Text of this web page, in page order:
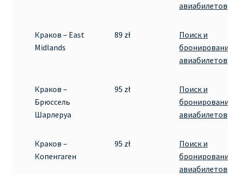
авиабилетов
Краков – East
Midlands
89 zł
Поиск и
авиабилетов
Краков –
Брюссель
Шарлеруа
95 zł
Поиск и
авиабилетов
Краков –
Копенгаген
95 zł
Поиск и
авиабилетов